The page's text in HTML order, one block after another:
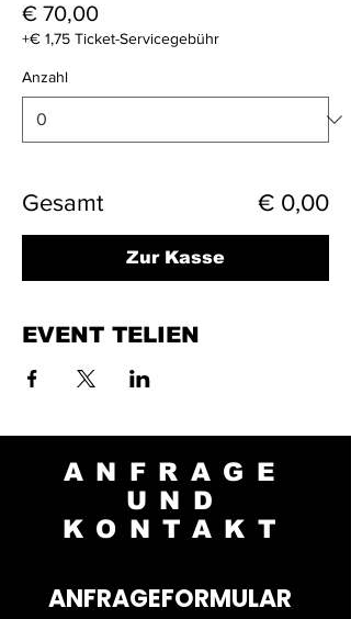
€ 70,00
+€ 1,75 Ticket-Servicegebühr
Anzahl
Gesamt € 0,00
Zur Kasse
EVENT TELIEN
ANFRAGE
UND
KONTAKT
ANFRAGEFORMULAR